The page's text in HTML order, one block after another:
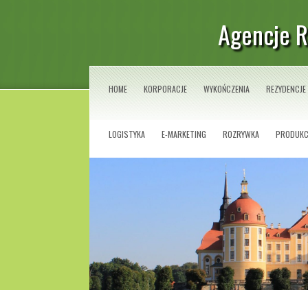
Agencje
HOME KORPORACJE WYKOŃCZENIA REZYDENCJE
LOGISTYKA E-MARKETING ROZRYWKA